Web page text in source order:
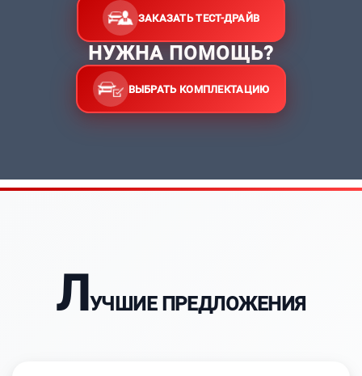
ЗАКАЗАТЬ ТЕСТ-ДРАЙВ
НУЖНА ПОМОЩЬ?
ВЫБРАТЬ КОМПЛЕКТАЦИЮ
ЛУЧШИЕ ПРЕДЛОЖЕНИЯ